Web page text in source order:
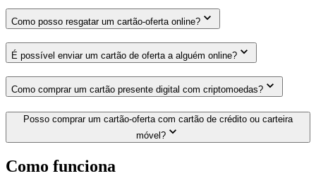
Como posso resgatar um cartão-oferta online?
É possível enviar um cartão de oferta a alguém online?
Como comprar um cartão presente digital com criptomoedas?
Posso comprar um cartão-oferta com cartão de crédito ou carteira
móvel?
Como funciona